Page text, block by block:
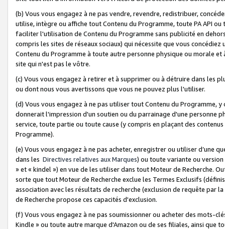
(b) Vous vous engagez à ne pas vendre, revendre, redistribuer,
utilise, intègre ou affiche tout Contenu du Programme, toute PA API
faciliter l'utilisation de Contenu du Programme sans publicité en
compris les sites de réseaux sociaux) qui nécessite que vous
Contenu du Programme à toute autre personne physique ou morale
site qui n'est pas le vôtre.
(c) Vous vous engagez à retirer et à supprimer ou à détruire dans les
ou dont nous vous avertissons que vous ne pouvez plus l'utiliser.
(d) Vous vous engagez à ne pas utiliser tout Contenu du Programme,
donnerait l'impression d'un soutien ou du parrainage d'une personne
service, toute partie ou toute cause (y compris en plaçant des
Programme).
(e) Vous vous engagez à ne pas acheter, enregistrer ou utiliser d’une
dans les Directives relatives aux Marques) ou toute variante ou
» et « kindel ») en vue de les utiliser dans tout Moteur de Recherche.
sorte que tout Moteur de Recherche exclue les Termes Exclusifs
association avec les résultats de recherche (exclusion de requête
de Recherche propose ces capacités d'exclusion.
(f) Vous vous engagez à ne pas soumissionner ou acheter des mots-
Kindle » ou toute autre marque d'Amazon ou de ses filiales, ainsi que